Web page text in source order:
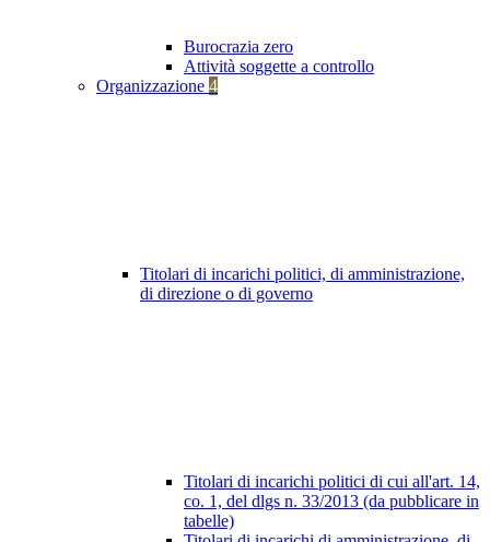
Burocrazia zero
Attività soggette a controllo
Organizzazione 4
Titolari di incarichi politici, di amministrazione,
di direzione o di governo
Titolari di incarichi politici di cui all'art. 14,
co. 1, del dlgs n. 33/2013 (da pubblicare in
tabelle)